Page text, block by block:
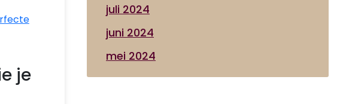
je
juli 2024
juni 2024
mei 2024